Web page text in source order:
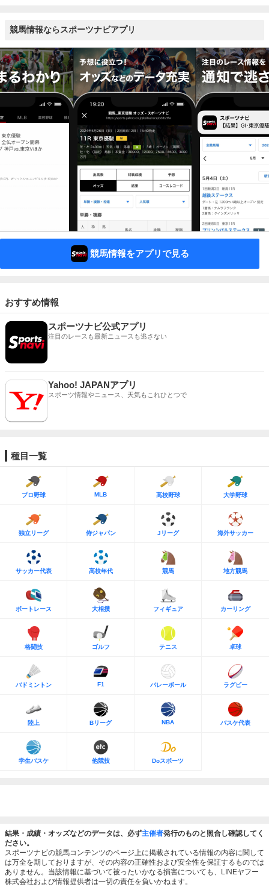
競馬情報ならスポーツナビアプリ
競馬情報をアプリで見る
おすすめ情報
スポーツナビ公式アプリ
注目のレースも最新ニュースも逃さない
Yahoo! JAPANアプリ
スポーツ情報やニュース、天気もこれひとつで
種目一覧
プロ野球 MLB 高校野球 大学野球
独立リーグ 侍ジャパン Jリーグ 海外サッカー
サッカー代表 高校年代 競馬 地方競馬
ボートレース 大相撲 フィギュア カーリング
格闘技 ゴルフ テニス 卓球
バドミントン F1 バレーボール ラグビー
陸上 Bリーグ NBA バスケ代表
学生バスケ 他競技 Doスポーツ
結果・成績・オッズなどのデータは、必ず主催者発行のものと照合し確認してく
ださい。
スポーツナビの競馬コンテンツのページ上に掲載されている情報の内容に関して
は万全を期しておりますが、その内容の正確性および安全性を保証するものでは
ありません。当該情報に基づいて被ったいかなる損害についても、LINEヤフー
株式会社および情報提供者は一切の責任を負いかねます。